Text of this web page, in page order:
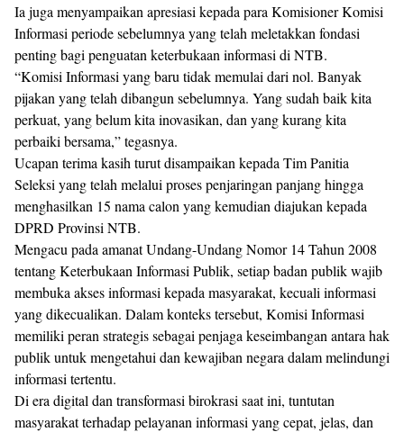
Ia juga menyampaikan apresiasi kepada para Komisioner Komisi
Informasi periode sebelumnya yang telah meletakkan fondasi
penting bagi penguatan keterbukaan informasi di NTB.
“Komisi Informasi yang baru tidak memulai dari nol. Banyak
pijakan yang telah dibangun sebelumnya. Yang sudah baik kita
perkuat, yang belum kita inovasikan, dan yang kurang kita
perbaiki bersama,” tegasnya.
Ucapan terima kasih turut disampaikan kepada Tim Panitia
Seleksi yang telah melalui proses penjaringan panjang hingga
menghasilkan 15 nama calon yang kemudian diajukan kepada
DPRD Provinsi NTB.
Mengacu pada amanat Undang-Undang Nomor 14 Tahun 2008
tentang Keterbukaan Informasi Publik, setiap badan publik wajib
membuka akses informasi kepada masyarakat, kecuali informasi
yang dikecualikan. Dalam konteks tersebut, Komisi Informasi
memiliki peran strategis sebagai penjaga keseimbangan antara hak
publik untuk mengetahui dan kewajiban negara dalam melindungi
informasi tertentu.
Di era digital dan transformasi birokrasi saat ini, tuntutan
masyarakat terhadap pelayanan informasi yang cepat, jelas, dan